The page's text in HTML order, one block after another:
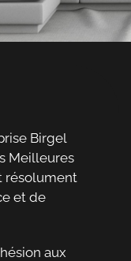
Birgel
Meilleures
résolument
et de
aux